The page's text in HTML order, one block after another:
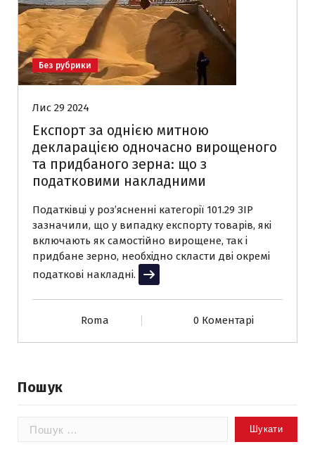
Без рубрики
Лис 29 2024
Експорт за однією митною
декларацією одночасно вирощеного
та придбаного зерна: що з
податковими накладними
Податківці у розʼясненні категорії 101.29 ЗІР
зазначили, що у випадку експорту товарів, які
включають як самостійно вирощене, так і
придбане зерно, необхідно скласти дві окремі
податкові накладні.
Читати далі
Roma 0 Коментарі
Пошук
Пошук: